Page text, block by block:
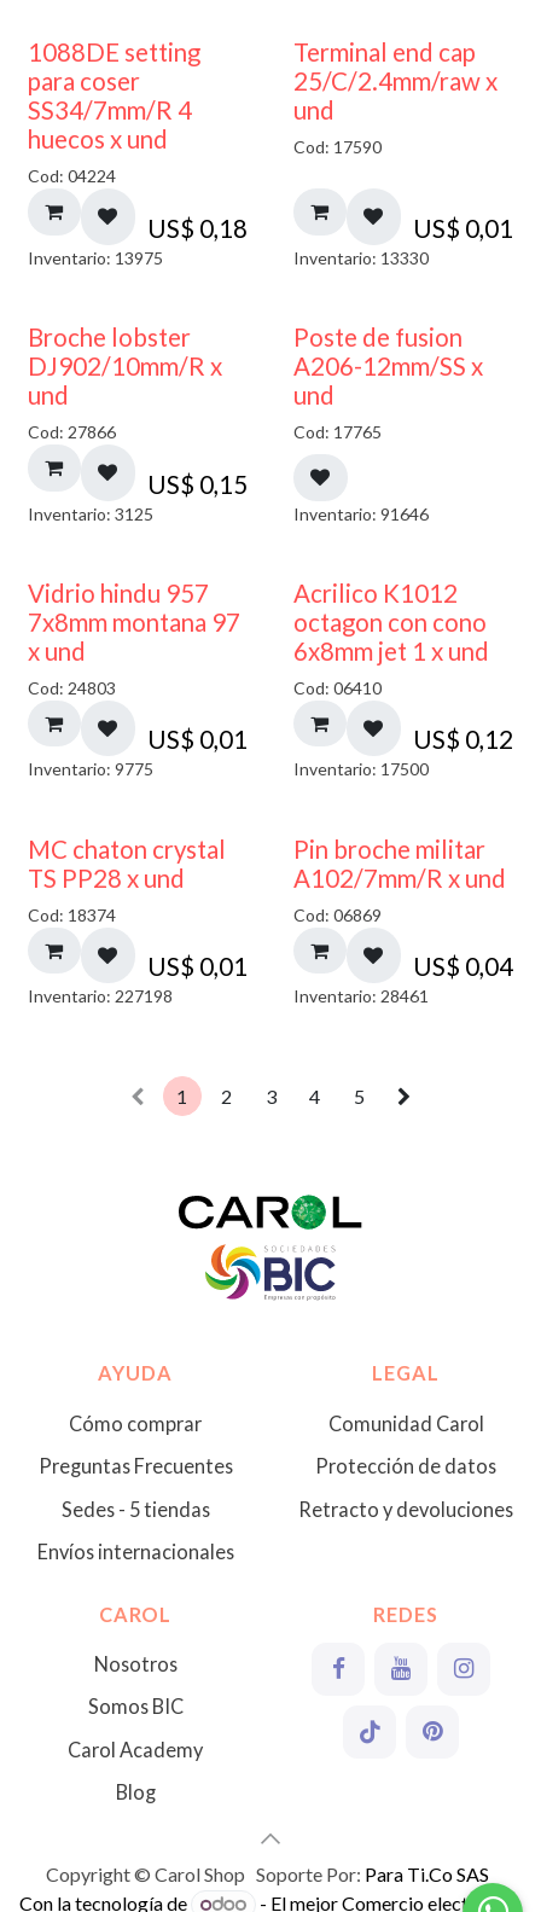
1088DE setting
para coser
SS34/7mm/R 4
huecos x und
Cod: 04224
US$ 0,18
Inventario: 13975
Terminal end cap
25/C/2.4mm/raw x
und
Cod: 17590
US$ 0,01
Inventario: 13330
Broche lobster
DJ902/10mm/R x
und
Cod: 27866
US$ 0,15
Inventario: 3125
Poste de fusion
A206-12mm/SS x
und
Cod: 17765
Inventario: 91646
40% DESCUENTO
Vidrio hindu 957
7x8mm montana 97
x und
Cod: 24803
US$ 0,01
Inventario: 9775
Acrilico K1012
octagon con cono
6x8mm jet 1 x und
Cod: 06410
US$ 0,12
Inventario: 17500
MC chaton crystal
TS PP28 x und
Cod: 18374
US$ 0,01
Inventario: 227198
Pin broche militar
A102/7mm/R x und
Cod: 06869
US$ 0,04
Inventario: 28461
1 2 3 4 5
AYUDA
Cómo comprar
Preguntas Frecuentes
Sedes - 5 tiendas
Envíos internacionales
LEGAL
Comunidad Carol
Protección de datos
Retracto y devoluciones
CAROL
Nosotros
Somos BIC
Carol Academy
Blog
REDES
Copyright © Carol Shop Soporte Por: Para Ti.Co SAS
Con la tecnología de
- El mejorComercio electrónico